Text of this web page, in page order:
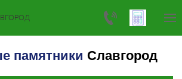
памятники Славгород